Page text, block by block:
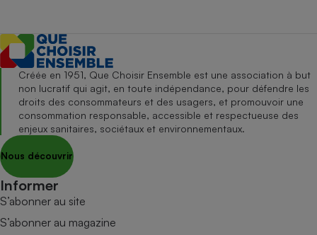
Créée en 1951, Que Choisir Ensemble est une association à but
non lucratif qui agit, en toute indépendance, pour défendre les
droits des consommateurs et des usagers, et promouvoir une
consommation responsable, accessible et respectueuse des
enjeux sanitaires, sociétaux et environnementaux.
Nous découvrir
Informer
S’abonner au site
S’abonner au magazine